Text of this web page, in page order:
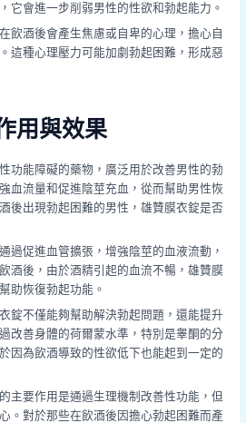
它會進一步削弱男性的性欲和勃起能力。
飲酒後會產生焦慮或自卑的心理，擔心自
這種心理壓力可能加劇勃起困難，形成惡
用與效果
功能障礙的藥物，廣泛用於改善男性的勃
血流量和促進陰莖充血，從而幫助男性恢
後出現勃起困難的男性，雄贊膜衣錠是否
過促進血管擴張，增強陰莖的血液流動，
酒後，由於酒精引起的血流不暢，雄贊膜
助恢復勃起功能。
錠不僅能夠幫助解決勃起問題，還能提升
改善身體的荷爾蒙水準，特別是睾酮的分
因為飲酒導致的性欲低下也能起到一定的
主要作用是通過生理機制改善性功能，但
。對於那些在飲酒後因擔心勃起困難而產